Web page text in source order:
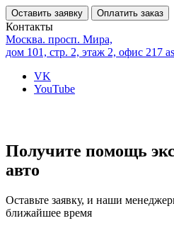
Оставить заявку Оплатить заказ
Контакты
Москва. просп. Мира,
дом 101, стр. 2, этаж 2, офис 217
VK
YouTube
Получите помощь
авто
Оставьте заявку, и наши
ближайшее время